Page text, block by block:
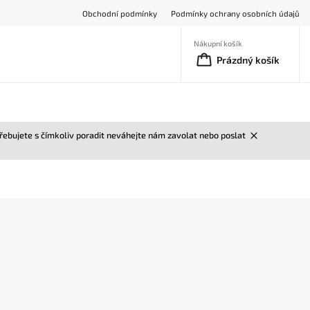
Obchodní podmínky Podmínky ochrany osobních údajů
Nákupní košík
Prázdný košík
s čímkoliv poradit neváhejte nám zavolat nebo poslat